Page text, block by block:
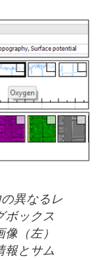
異なるレ
ボックス
（左）
報とサム